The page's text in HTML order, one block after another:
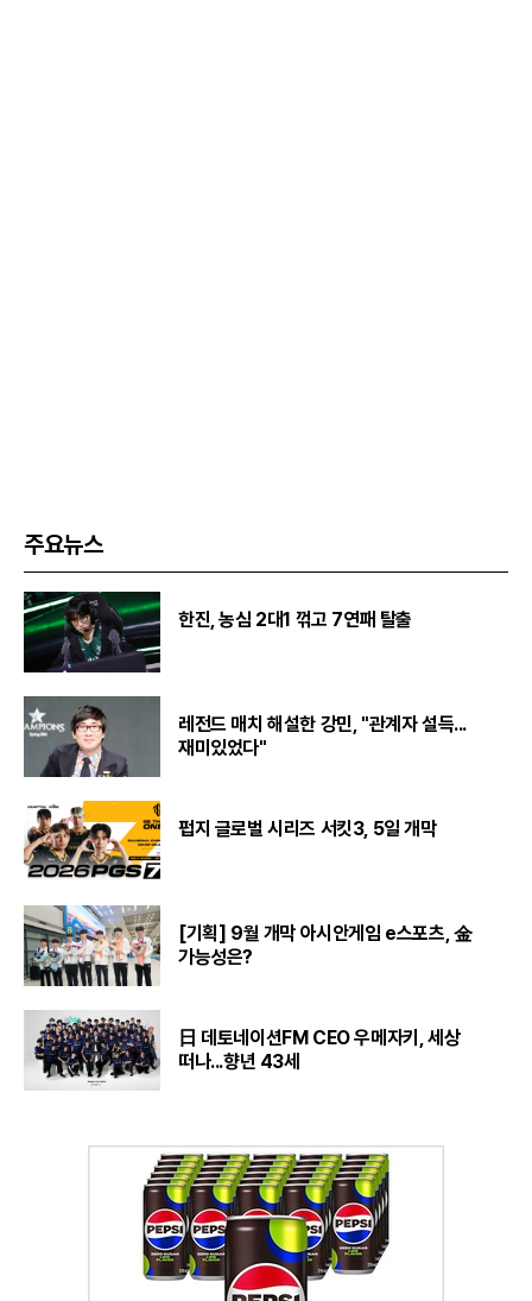
주요뉴스
한진, 농심 2대1 꺾고 7연패 탈출
레전드 매치 해설한 강민, "관계자 설득...
재미있었다"
펍지 글로벌 시리즈 서킷3, 5일 개막
[기획] 9월 개막 아시안게임 e스포츠, 金
가능성은?
日 데토네이션FM CEO 우메자키, 세상
떠나...향년 43세